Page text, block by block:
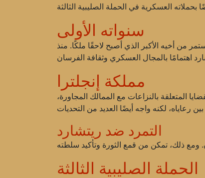
سنواته الأولى
من أخيه الأكبر الذي أصبح لاحقًا ملكًا. منذ
مملكة إنجلترا
المتعلقة بالنزاعات مع الممالك المجاورة،
التمرد ضد ريتشارد
الحملة الصليبية الثالثة